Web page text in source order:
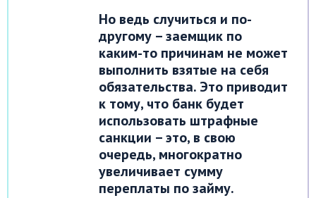
Но ведь случиться и по-
другому – заемщик по
каким-то причинам не может
выполнить взятые на себя
обязательства. Это приводит
к тому, что банк будет
использовать штрафные
санкции – это, в свою
очередь, многократно
увеличивает сумму
переплаты по займу.